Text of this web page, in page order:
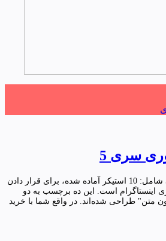
سری 5
استیکر لینک استوری سری 5 شامل: 10 استیکر آماده شده، برای قرار دادن
اینستاگرام است. این ده برچسب به دو
متن" طراحی شده‌اند. در واقع شما با خرید